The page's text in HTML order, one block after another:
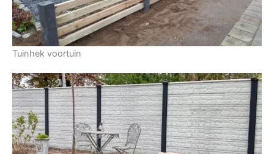
Tuinhek voortuin